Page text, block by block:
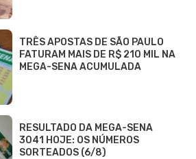
TRÊS APOSTAS DE SÃO PAULO
FATURAM MAIS DE R$ 210 MIL NA
MEGA-SENA ACUMULADA
RESULTADO DA MEGA-SENA
3041 HOJE: OS NÚMEROS
SORTEADOS (6/8)